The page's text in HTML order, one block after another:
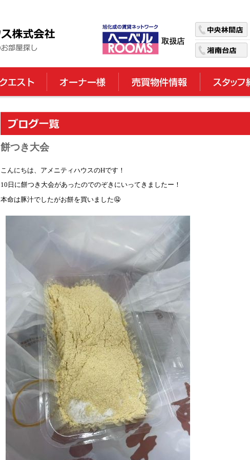
餅つき大会
こんにちは、アメニティハウスのHです！
10日に餅つき大会があったのでのぞきにいってきましたー！
本命は豚汁でしたがお餅を買いました🤤